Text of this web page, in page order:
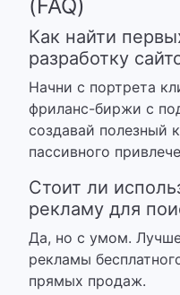
(FAQ)
Как найти
разработку
Начни с портрета
фриланс-биржи с
создавай полезный
пассивного
Стоит ли
рекламу для
Да, но с умом.
рекламы
прямых продаж.